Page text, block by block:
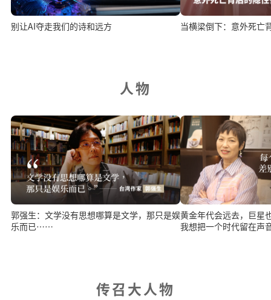
别让AI夺走我们的诗和远方 当横梁倒下：意外死亡
人物
郭强生：文学没有思想哪算是文学，那只是娱
乐而已⋯⋯
黄金年代会远去，巨星
我想把一个时代留在声
传召大人物